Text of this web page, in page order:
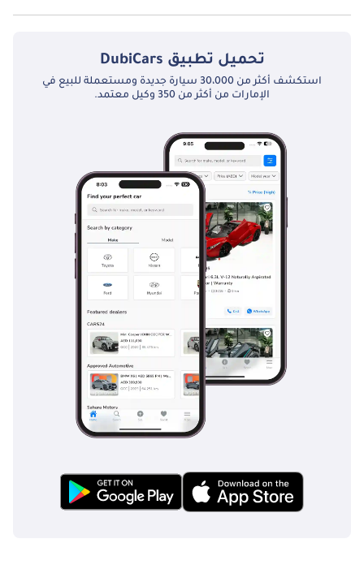
تبدأ أسعارفورد إكسبيديشنفي الإمارات من 268,000
إماراتي، وتبدأ أسعار
تحميل تطبيق DubiCars
استكشف أكثر من 30،000 سيارة جديدة ومستعملة للبيع في
الإمارات من أكثر من 350 وكيل معتمد.